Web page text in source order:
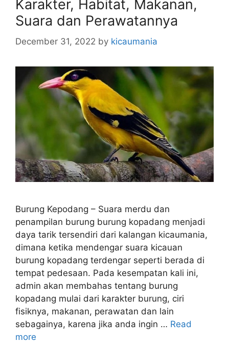
Karakter, Habitat, Makanan,
Suara dan Perawatannya
December 31, 2022 by kicaumania
Burung Kepodang – Suara merdu dan
penampilan burung burung kopadang menjadi
daya tarik tersendiri dari kalangan kicaumania,
dimana ketika mendengar suara kicauan
burung kopadang terdengar seperti berada di
tempat pedesaan. Pada kesempatan kali ini,
admin akan membahas tentang burung
kopadang mulai dari karakter burung, ciri
fisiknya, makanan, perawatan dan lain
sebagainya, karena jika anda ingin … Read
more